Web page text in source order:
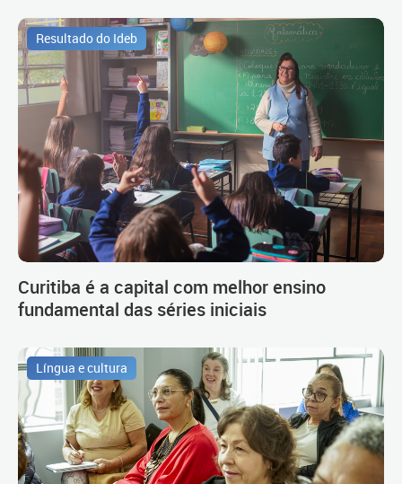
Resultado do Ideb
Curitiba é a capital com melhor ensino
fundamental das séries iniciais
Língua e cultura